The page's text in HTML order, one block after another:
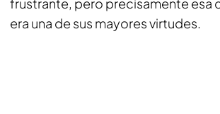
era una de sus mayores virtudes.